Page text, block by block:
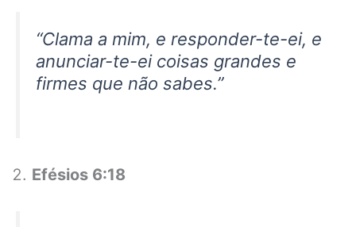
“Clama a mim, e responder-te-ei, e
anunciar-te-ei coisas grandes e
firmes que não sabes.”
Efésios 6:18